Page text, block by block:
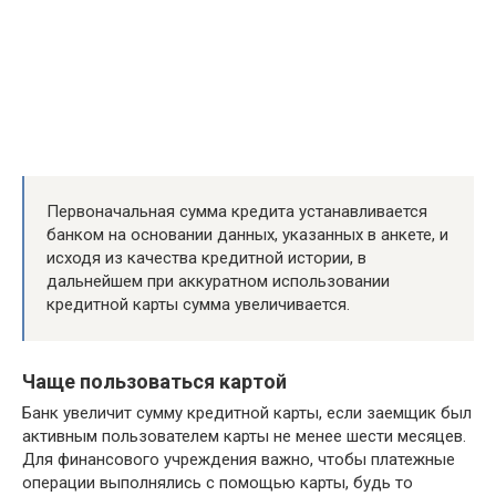
Первоначальная сумма кредита устанавливается
банком на основании данных, указанных в анкете, и
исходя из качества кредитной истории, в
дальнейшем при аккуратном использовании
кредитной карты сумма увеличивается.
Чаще пользоваться картой
Банк увеличит сумму кредитной карты, если заемщик был
активным пользователем карты не менее шести месяцев.
Для финансового учреждения важно, чтобы платежные
операции выполнялись с помощью карты, будь то